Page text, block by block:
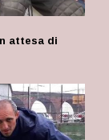
attesa di